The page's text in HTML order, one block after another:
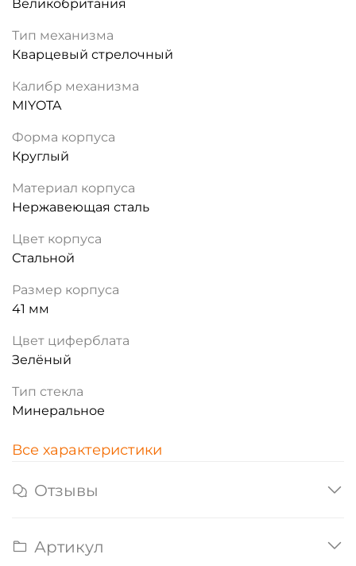
Великобритания
Тип механизма
Кварцевый стрелочный
Калибр механизма
MIYOTA
Форма корпуса
Круглый
Материал корпуса
Нержавеющая сталь
Цвет корпуса
Стальной
Размер корпуса
41 мм
Цвет циферблата
Зелёный
Тип стекла
Минеральное
Все характеристики
Отзывы
Артикул